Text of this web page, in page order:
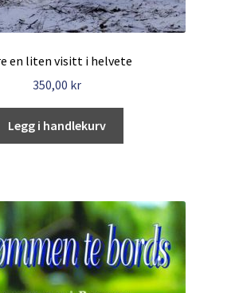
en liten visitt i helvete
350,00 kr
Legg i handlekurv